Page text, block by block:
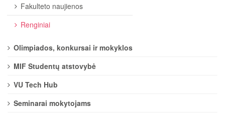
Fakulteto naujienos
Renginiai
Olimpiados, konkursai ir mokyklos
MIF Studentų atstovybė
VU Tech Hub
Seminarai mokytojams